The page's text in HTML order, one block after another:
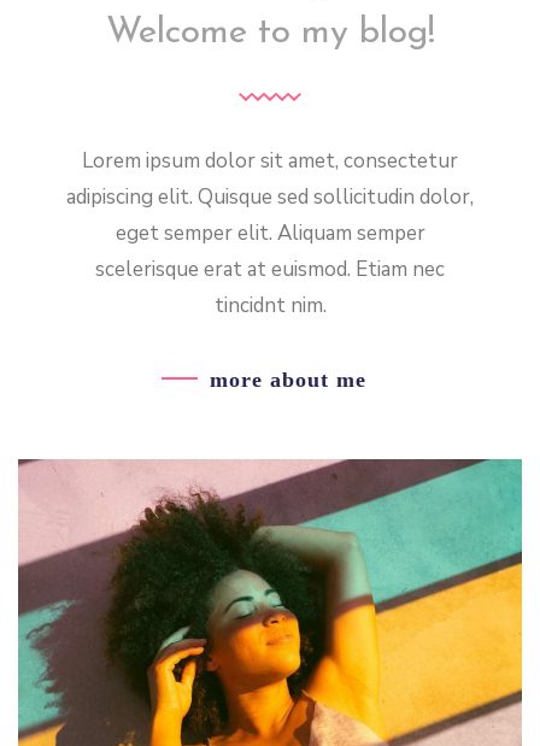
Welcome to my blog!
Lorem ipsum dolor sit amet, consectetur
adipiscing elit. Quisque sed sollicitudin dolor,
eget semper elit. Aliquam semper
scelerisque erat at euismod. Etiam nec
tincidnt nim.
more about me